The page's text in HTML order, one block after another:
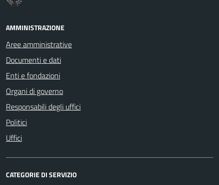
AMMINISTRAZIONE
Aree amministrative
Documenti e dati
Enti e fondazioni
Organi di governo
Responsabili degli uffici
Politici
Uffici
CATEGORIE DI SERVIZIO